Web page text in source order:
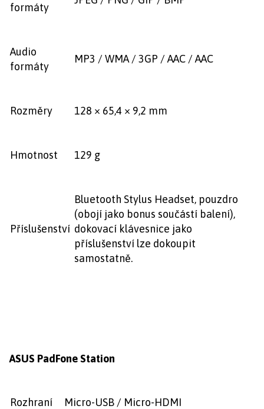
formáty
Audio
formáty
MP3 / WMA / 3GP / AAC / AAC
Rozměry 128 × 65,4 × 9,2 mm
Hmotnost 129 g
Příslušenství
Bluetooth Stylus Headset, pouzdro
(obojí jako bonus součástí balení),
dokovací klávesnice jako
příslušenství lze dokoupit
samostatně.
ASUS PadFone Station
Rozhraní Micro-USB / Micro-HDMI